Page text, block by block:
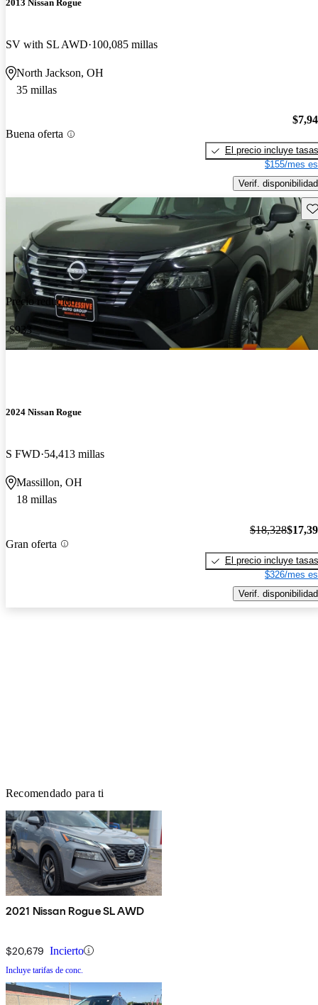
2013 Nissan Rogue
SV with SL AWD 100,085 millas
North Jackson, OH
35 millas
Buena oferta
El precio incluye tasas
$155/mes
Verif. disponibilidad
Precio reducido
-$933
2024 Nissan Rogue
S FWD 54,413 millas
Massillon, OH
18 millas
Gran oferta
$18,328
El precio incluye tasas
$326/mes
Verif. disponibilidad
Recomendado para ti
2021 Nissan Rogue SL AWD
$20,679 Incierto
Incluye tarifas de conc.